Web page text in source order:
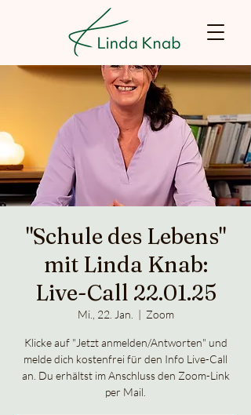
"Schule des Lebens"
mit Linda Knab:
Live-Call 22.01.25
Mi., 22. Jan.
  |
Zoom
Klicke auf "Jetzt anmelden/Antworten" und
melde dich kostenfrei für den Info Live-Call
an. Du erhältst im Anschluss den Zoom-Link
per Mail.